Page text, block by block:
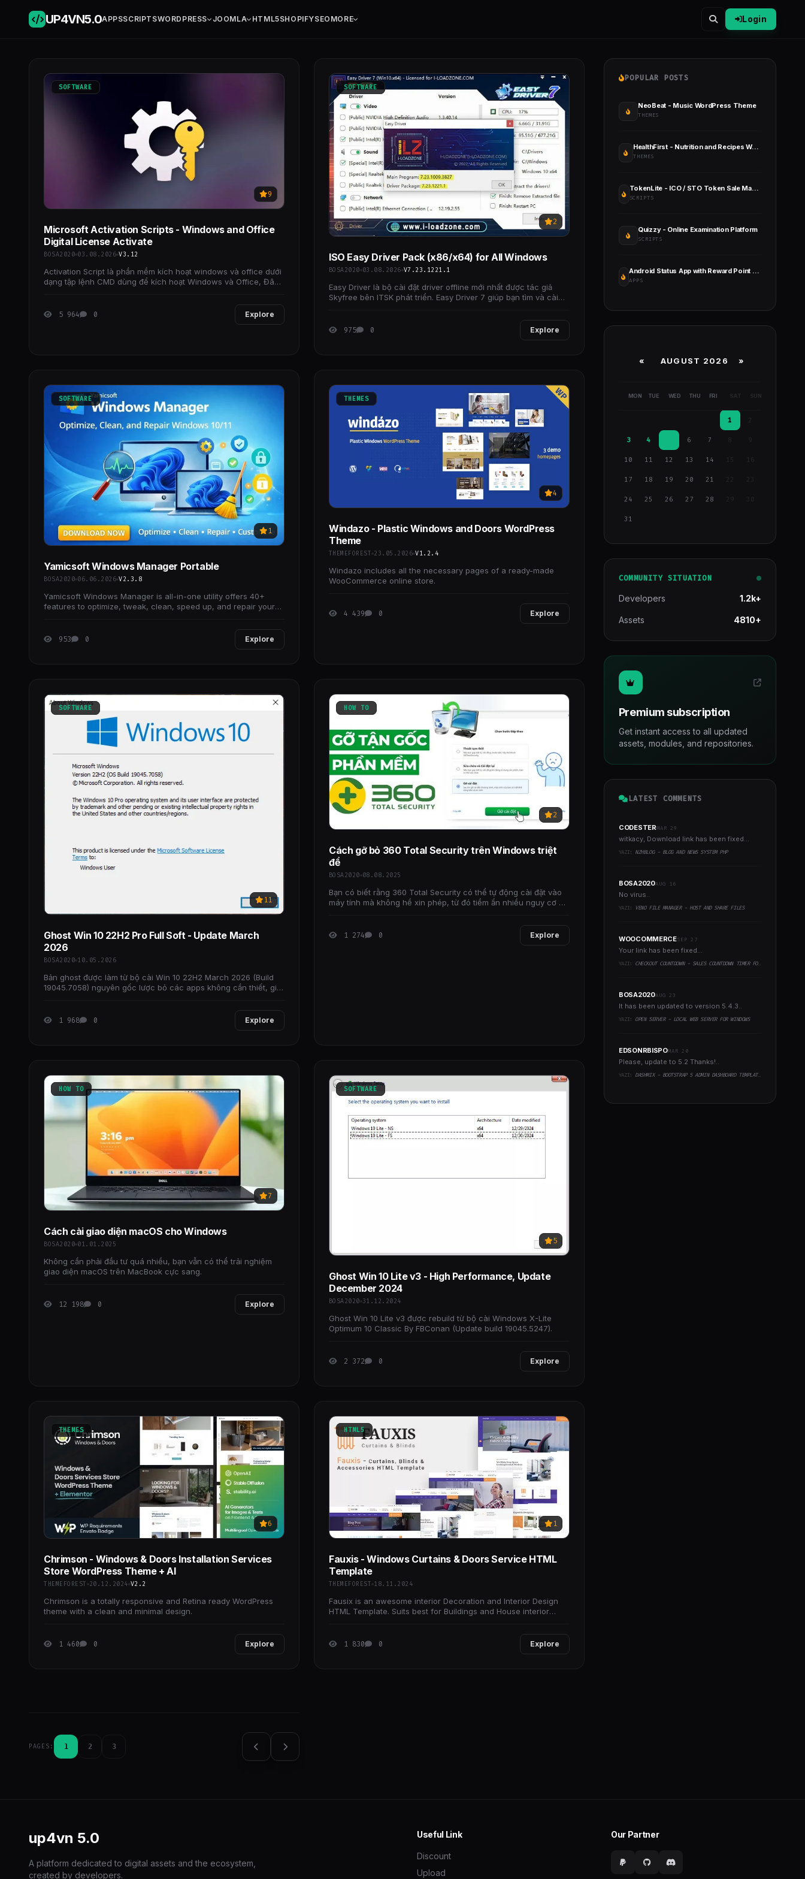
UP4VN5.0APPSSCRIPTSWORDPRESS JOOMLA HTML5SHOPIFYSEO MORE Login
SOFTWARE
9
Microsoft Activation Scripts - Windows and Office
Digital License Activate
BOSA2020 03.08.2026 V3.12
Activation Script là phần mềm kích hoạt windows và office dưới
dạng tập lệnh CMD dùng để kích hoạt Windows và Office, Đây
5 964 0 Explore
SOFTWARE
2
ISO Easy Driver Pack (x86/x64) for All Windows
BOSA2020 03.08.2026 V7.23.1221.1
Easy Driver là bộ cài đặt driver offline mới nhất được tác giả
Skyfree bên ITSK phát triển. Easy Driver 7 giúp bạn tìm và cài
975 0 Explore
SOFTWARE
1
Yamicsoft Windows Manager Portable
BOSA2020 06.06.2026 V2.3.8
Yamicsoft Windows Manager is all-in-one utility offers 40+
features to optimize, tweak, clean, speed up, and repair your
953 0 Explore
THEMES
4
Windazo - Plastic Windows and Doors WordPress
Theme
THEMEFOREST 23.05.2026 V1.2.4
Windazo includes all the necessary pages of a ready-made
WooCommerce online store.
4 439 0 Explore
SOFTWARE
11
Ghost Win 10 22H2 Pro Full Soft - Update March
2026
BOSA2020 10.05.2026
Bản ghost được làm từ bộ cài Win 10 22H2 March 2026 (Build
19045.7058) nguyên gốc lược bỏ các apps không cần thiết, giữ
1 968 0 Explore
HOW TO
2
Cách gỡ bỏ 360 Total Security trên Windows triệt
để
BOSA2020 08.08.2025
Bạn có biết rằng 360 Total Security có thể tự động cài đặt vào
máy tính mà không hề xin phép, từ đó tiềm ẩn nhiều nguy cơ về
1 274 0 Explore
HOW TO
7
Cách cài giao diện macOS cho Windows
BOSA2020 01.01.2025
Không cần phải đầu tư quá nhiều, bạn vẫn có thể trải nghiệm
giao diện macOS trên MacBook cực sang.
12 198 0 Explore
SOFTWARE
5
Ghost Win 10 Lite v3 - High Performance, Update
December 2024
BOSA2020 31.12.2024
Ghost Win 10 Lite v3 được rebuild từ bộ cài Windows X-Lite
Optimum 10 Classic By FBConan (Update build 19045.5247).
2 372 0 Explore
THEMES
6
Chrimson - Windows & Doors Installation Services
Store WordPress Theme + AI
THEMEFOREST 20.12.2024 V2.2
Chrimson is a totally responsive and Retina ready WordPress
theme with a clean and minimal design.
1 460 0 Explore
HTML5
1
Fauxis - Windows Curtains & Doors Service HTML
Template
THEMEFOREST 18.11.2024
Fausix is an awesome interior Decoration and Interior Design
HTML Template. Suits best for Buildings and House interior
1 830 0 Explore
PAGES: 1 2 3
POPULAR POSTS
NeoBeat - Music WordPress Theme
THEMES
HealthFirst - Nutrition and Recipes WordPress Theme
THEMES
TokenLite - ICO / STO Token Sale Management Dashboard - ICO Admin Script
SCRIPTS
Quizzy - Online Examination Platform
SCRIPTS
Android Status App with Reward Point (Lucky Wheel, Video, GIF, Quotes & Image)
APPS
« AUGUST 2026 »
MON TUE WED THU FRI SAT SUN
1
3 4 6 7 9
10 11 12 13 14 15 16
17 18 19 20 21
24 25 26 27 28 29
31
COMMUNITY SITUATION
Developers 1.2k+
Assets 4810+
Premium subscription
Get instant access to all updated
assets, modules, and repositories.
LATEST COMMENTS
CODESTERMAR 29
witkacy, Download link has been fixed...
YAZI: NZHBLOG - BLOG AND NEWS SYSTEM PHP
BOSA2020AUG 16
No virus..
YAZI: VENO FILE MANAGER - HOST AND SHARE FILES
WOOCOMMERCESEP 27
Your link has been fixed...
YAZI: CHECKOUT COUNTDOWN - SALES COUNTDOWN TIMER FOR WOOCOMMERCE AND WORDPRESS
BOSA2020AUG 23
It has been updated to version 5.4.3..
YAZI: OPEN SERVER - LOCAL WEB SERVER FOR WINDOWS
EDSONRBISPOMAR 20
Please, update to 5.2 Thanks!..
YAZI: DASHMIX - BOOTSTRAP 5 ADMIN DASHBOARD TEMPLATE & LARAVEL 11 STARTER KIT
up4vn 5.0
A platform dedicated to digital assets and the ecosystem,
created by developers.
Useful Link
Discount
Upload
Our Partner